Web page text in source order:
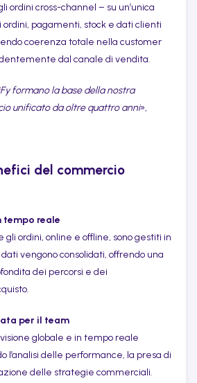
ordini cross-channel – su un’unica
ordini, pagamenti, stock e dati clienti
coerenza totale nella customer
dal canale di vendita.
formano la base della nostra
unificato da oltre quattro anni»,
del commercio
tempo reale
ordini, online e offline, sono gestiti in
vengono consolidati, offrendo una
dei percorsi e dei
per il team
globale e in tempo reale
l’analisi delle performance, la presa di
delle strategie commerciali.